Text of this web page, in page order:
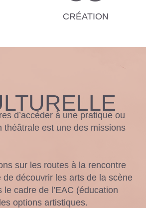
CRÉATION
d’accéder à une pratique ou
théâtrale est une des missions
sur les routes à la rencontre
découvrir les arts de la scène
cadre de l’EAC (éducation
options artistiques.